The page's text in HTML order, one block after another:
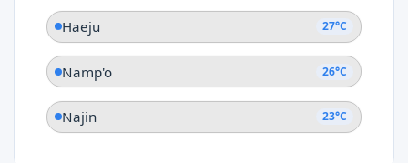
Haeju 27°C
Namp'o 26°C
Najin 23°C